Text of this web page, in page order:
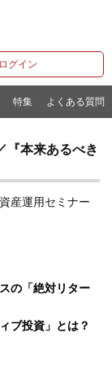
ログイン
特集 よくある質問
『本来あるべき
産運用セミナー
の「絶対リター
ブ投資」とは？